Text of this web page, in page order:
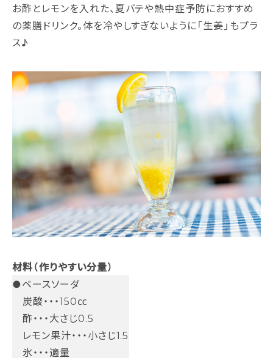
お酢とレモンを入れた、夏バテや熱中症予防におすすめ
の薬膳ドリンク。体を冷やしすぎないように「生姜」もプラ
ス♪
材料（作りやすい分量）
●ベースソーダ
炭酸・・・150㏄
酢・・・大さじ0.5
レモン果汁・・・小さじ1.5
氷・・・適量